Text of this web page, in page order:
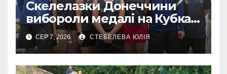
Скелелазки Донеччини
вибороли медалі на Кубках
Європи в Австрії
СЕР 7, 2026 СТЕБЕЛЕВА ЮЛІЯ